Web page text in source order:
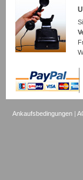
Ankaufsbedingungen |